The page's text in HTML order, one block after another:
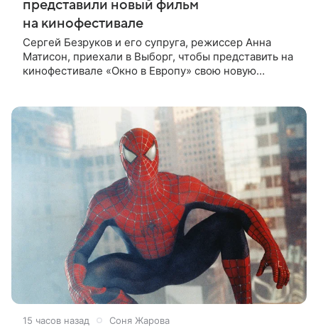
представили новый фильм
на кинофестивале
Сергей Безруков и его супруга, режиссер Анна
Матисон, приехали в Выборг, чтобы представить на
кинофестивале «Окно в Европу» свою новую
15 часов назад Соня Жарова